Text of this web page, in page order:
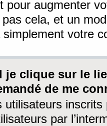
pour augmenter
cela, et un
simplement votre
je clique sur le
de me
utilisateurs
par